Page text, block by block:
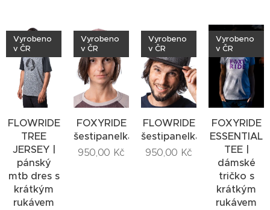
FLOWRIDE
TREE
JERSEY |
pánský
mtb dres s
krátkým
rukávem
Vyrobeno
v ČR
FOXYRIDE
šestipanelka
Vyrobeno
v ČR
950,00 Kč
FLOWRIDE
šestipanelka
Vyrobeno
v ČR
950,00 Kč
FOXYRIDE
ESSENTIAL
TEE |
dámské
tričko s
krátkým
rukávem
Vyrobeno
v ČR